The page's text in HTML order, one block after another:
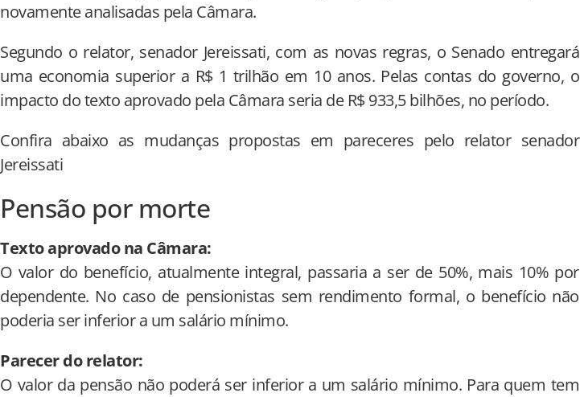
novamente analisadas pela Câmara.
Segundo o relator, senador Jereissati, com as novas regras, o Senado entregará
uma economia superior a R$ 1 trilhão em 10 anos. Pelas contas do governo, o
impacto do texto aprovado pela Câmara seria de R$ 933,5 bilhões, no período.
Confira abaixo as mudanças propostas em pareceres pelo relator senador
Jereissati
Pensão por morte
Texto aprovado na Câmara:
O valor do benefício, atualmente integral, passaria a ser de 50%, mais 10% por
dependente. No caso de pensionistas sem rendimento formal, o benefício não
poderia ser inferior a um salário mínimo.
Parecer do relator:
O valor da pensão não poderá ser inferior a um salário mínimo. Para quem tem